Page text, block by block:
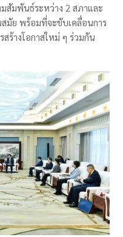
สัมพันธ์ระหว่าง 2 สภาและ
มัย พร้อมที่จะขับเคลื่อนการ
ร้างโอกาสใหม่ ๆ ร่วมกัน